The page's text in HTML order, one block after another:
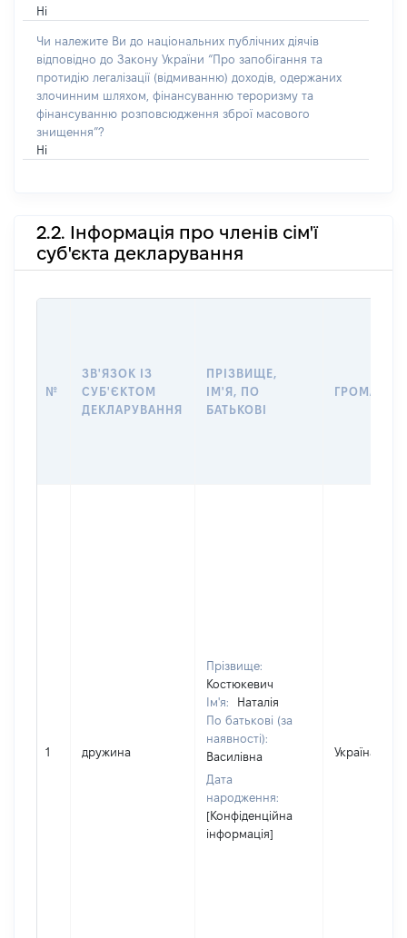
Ні
Чи належите Ви до національних публічних діячів
відповідно до Закону України “Про запобігання та
протидію легалізації (відмиванню) доходів, одержаних
злочинним шляхом, фінансуванню тероризму та
фінансуванню розповсюдження зброї масового
знищення”?
Ні
2.2. Інформація про членів сім'ї
суб'єкта декларування
№
ЗВ'ЯЗОК ІЗ
СУБ'ЄКТОМ
ДЕКЛАРУВАННЯ
ПРІЗВИЩЕ,
ІМ'Я, ПО
БАТЬКОВІ
1 дружина
Прізвище:
Костюкевич
Ім'я:
Наталія
По батькові (за
наявності):
Василівна
Дата
народження:
[Конфіденційна
інформація]
Україна